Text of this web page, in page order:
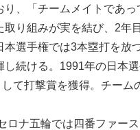
、「チームメイトであっ
り組みが実を結び、2年
選手権では3本塁打を放つ
続ける。1991年の日本
て打撃賞を獲得。チーム
ナ五輪では四番ファー